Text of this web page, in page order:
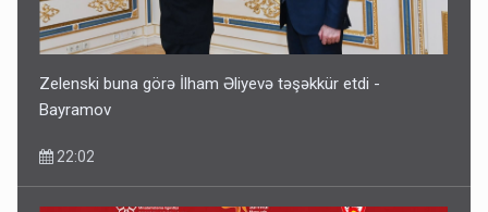
Zelenski buna görə İlham Əliyevə təşəkkür etdi -
Bayramov
22:02